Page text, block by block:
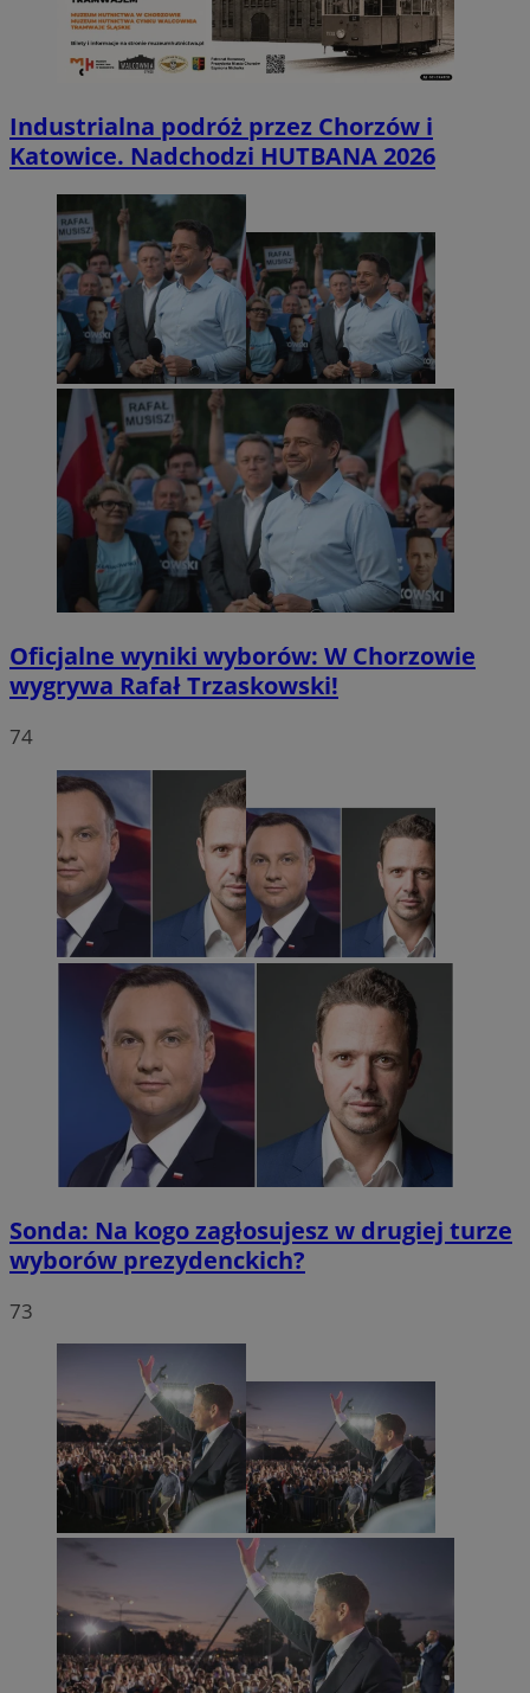
Industrialna podróż przez Chorzów i
Katowice. Nadchodzi HUTBANA 2026
Oficjalne wyniki wyborów: W Chorzowie
wygrywa Rafał Trzaskowski!
74
Sonda: Na kogo zagłosujesz w drugiej turze
wyborów prezydenckich?
73